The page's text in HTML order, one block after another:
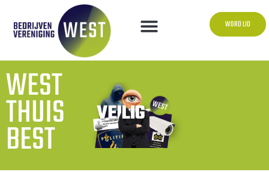
WORD LID
WEST
THUIS
BEST